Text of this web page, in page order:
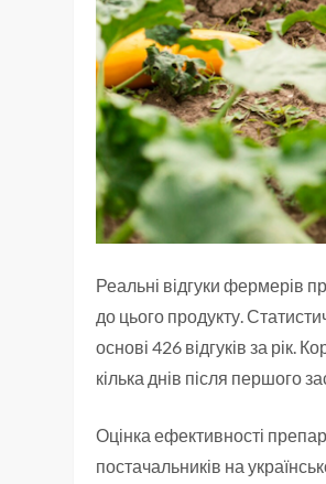
Реальні відгуки фермерів
до цього продукту.
основі 426 відгуків за рік.
кілька днів після першого
Оцінка ефективності
постачальників на